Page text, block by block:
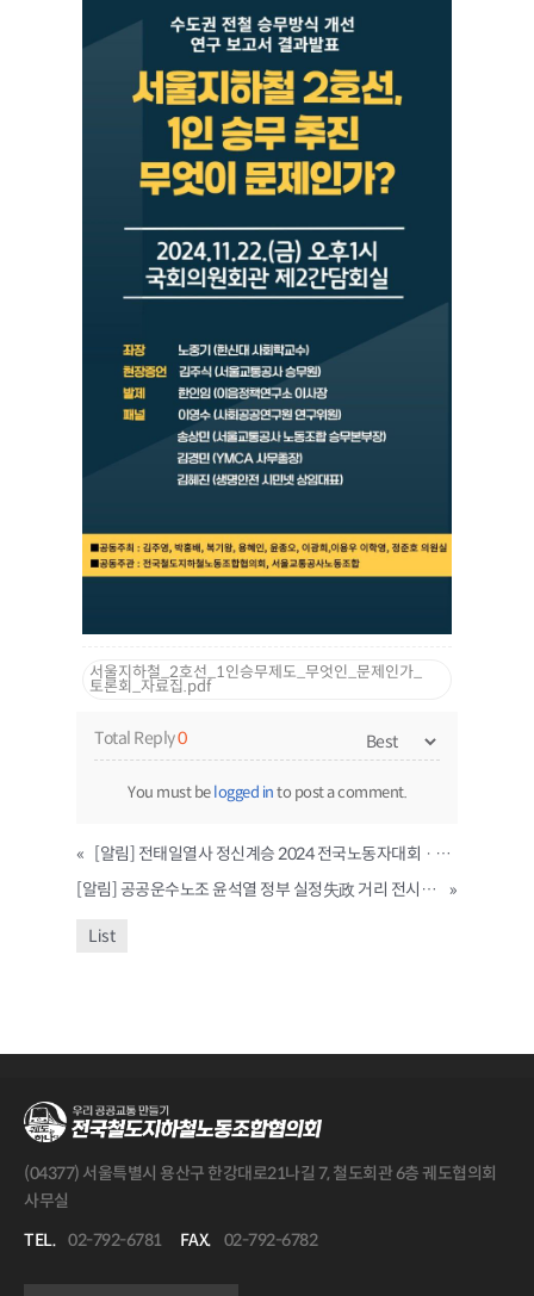
서울지하철_2호선_1인승무제도_무엇인_문제인가_
토론회_자료집.pdf
Total Reply0
You must belogged into post a comment.
«
[알림] 전태일열사 정신계승 2024 전국노동자대회 · 1차 퇴진총궐기 및 공공운수노조 사전대회
[알림] 공공운수노조 윤석열 정부 실정失政 거리 전시회 개최
»
List
(04377) 서울특별시 용산구 한강대로21나길 7, 철도회관 6층 궤도협의회
사무실
TEL. 02-792-6781 FAX. 02-792-6782